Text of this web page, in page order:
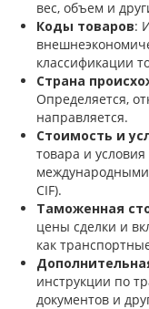
вес, объем и
Коды товаров:
классификации
Страна
Определяется,
направляется.
Стоимость и
товара и условия
CIF).
Таможенная
цены сделки и
как
инструкции по
документов и